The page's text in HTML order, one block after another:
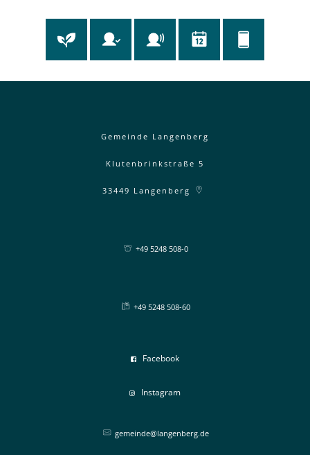
Gemeinde Langenberg
Klutenbrinkstraße 5
33449 Langenberg
+49 5248 508-0
+49 5248 508-60
Facebook
Instagram
gemeinde@langenberg.de